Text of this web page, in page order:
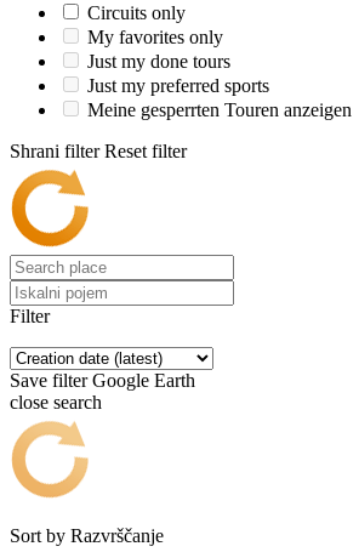
Circuits only
My favorites only
Just my done tours
Just my preferred sports
Meine gesperrten Touren anzeigen
Shrani filter Reset filter
Filter
Save filter Google Earth
close search
Sort by Razvrščanje